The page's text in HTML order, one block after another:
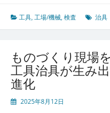
支
え
具
と
の
工具,工場/機械,検査 治具
ものづくり現場
工具治具が生み
進化
2025年8月12日